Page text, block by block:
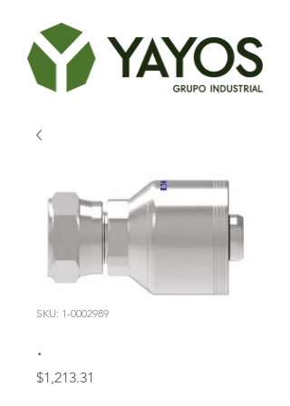
SKU: 1-0002989
.
$1,213.31